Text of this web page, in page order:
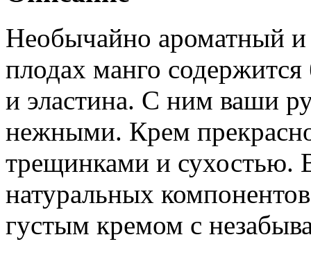
Необычайно ароматный
плодах манго содержится
и эластина. С ним ваши
нежными. Крем
трещинками и сухостью.
натуральных
густым кремом с